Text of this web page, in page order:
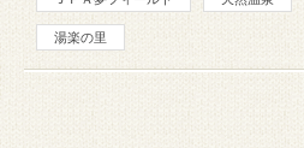
湯楽の里